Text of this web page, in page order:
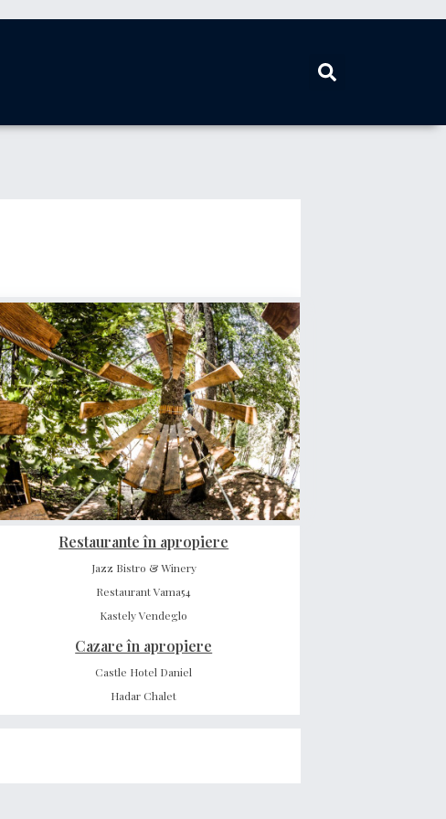
Restaurante în apropiere
Jazz Bistro & Winery
Restaurant Vama54
Kastely Vendeglo
Cazare în apropiere
Castle Hotel Daniel
Hadar Chalet